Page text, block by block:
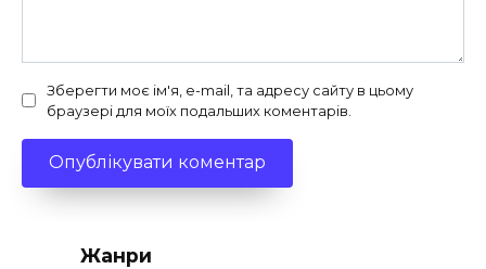
Зберегти моє ім'я, e-mail, та адресу сайту в цьому
браузері для моїх подальших коментарів.
Жанри